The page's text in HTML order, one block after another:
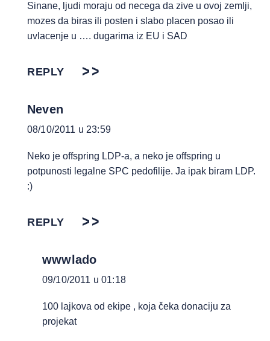
Sinane, ljudi moraju od necega da zive u ovoj zemlji,
mozes da biras ili posten i slabo placen posao ili
uvlacenje u …. dugarima iz EU i SAD
REPLY
Neven
08/10/2011 u 23:59
Neko je offspring LDP-a, a neko je offspring u
potpunosti legalne SPC pedofilije. Ja ipak biram LDP.
:)
REPLY
wwwlado
09/10/2011 u 01:18
100 lajkova od ekipe , koja čeka donaciju za
projekat